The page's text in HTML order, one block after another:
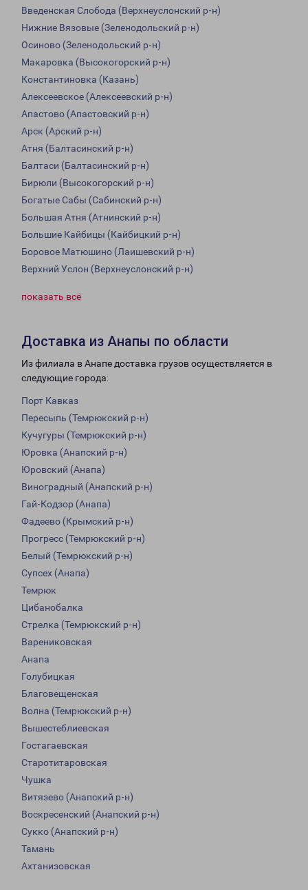
Введенская Слобода (Верхнеуслонский р-н)
Нижние Вязовые (Зеленодольский р-н)
Осиново (Зеленодольский р-н)
Макаровка (Высокогорский р-н)
Константиновка (Казань)
Алексеевское (Алексеевский р-н)
Апастово (Апастовский р-н)
Арск (Арский р-н)
Атня (Балтасинский р-н)
Балтаси (Балтасинский р-н)
Бирюли (Высокогорский р-н)
Богатые Сабы (Сабинский р-н)
Большая Атня (Атнинский р-н)
Большие Кайбицы (Кайбицкий р-н)
Боровое Матюшино (Лаишевский р-н)
Верхний Услон (Верхнеуслонский р-н)
показать всё
Доставка из Анапы по области
Из филиала в Анапе доставка грузов осуществляется в
следующие города:
Порт Кавказ
Пересыпь (Темрюкский р-н)
Кучугуры (Темрюкский р-н)
Юровка (Анапский р-н)
Юровский (Анапа)
Виноградный (Анапский р-н)
Гай-Кодзор (Анапа)
Фадеево (Крымский р-н)
Прогресс (Темрюкский р-н)
Белый (Темрюкский р-н)
Супсех (Анапа)
Темрюк
Цибанобалка
Стрелка (Темрюкский р-н)
Варениковская
Анапа
Голубицкая
Благовещенская
Волна (Темрюкский р-н)
Вышестеблиевская
Гостагаевская
Старотитаровская
Чушка
Витязево (Анапский р-н)
Воскресенский (Анапский р-н)
Сукко (Анапский р-н)
Тамань
Ахтанизовская